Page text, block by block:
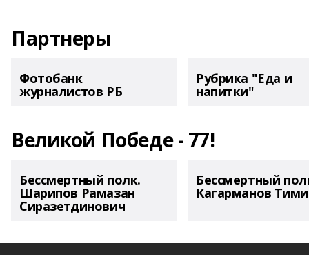
Партнеры
Фотобанк
журналистов РБ
Рубрика "Еда и
напитки"
Великой Победе - 77!
Бессмертный полк.
Шарипов Рамазан
Сиразетдинович
Бессмертный
Кагарманов